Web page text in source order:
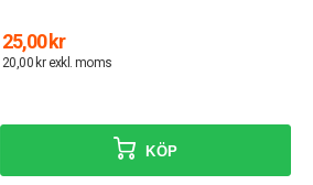
25,00 kr
20,00 kr exkl. moms
KÖP